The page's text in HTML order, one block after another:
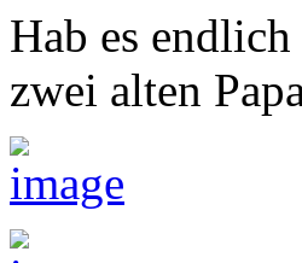
Hab es
zwei alten